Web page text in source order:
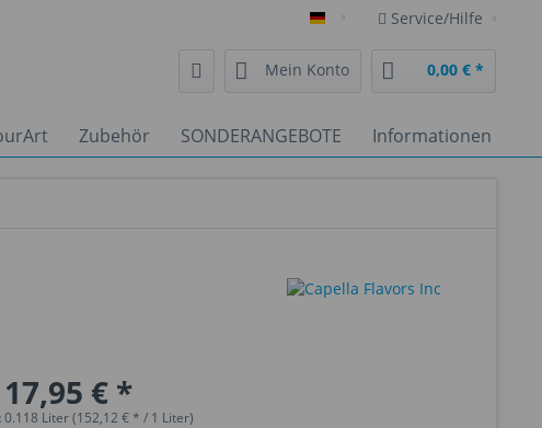
Deutsch Service/Hilfe
Mein Konto 0,00 € *
Zubehör SONDERANGEBOTE Informationen
€ *
0.118 Liter (152,12 € * / 1 Liter)